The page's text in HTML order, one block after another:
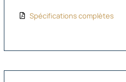
Spécifications complètes